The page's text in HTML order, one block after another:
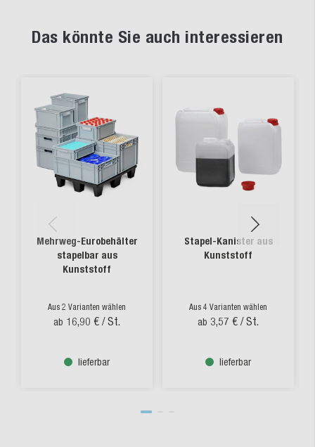
Das könnte Sie auch interessieren
Mehrweg-Eurobehälter
stapelbar aus
Kunststoff
Aus 2 Varianten wählen
ab 16,90 € / St.
lieferbar
Stapel-Kanister aus
Kunststoff
Aus 4 Varianten wählen
ab 3,57 € / St.
lieferbar